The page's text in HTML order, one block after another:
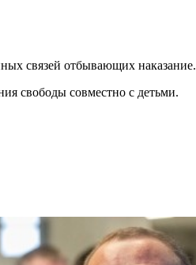
связей отбывающих наказание.
свободы совместно с детьми.